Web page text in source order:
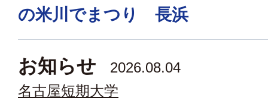
の米川でまつり 長浜
お知らせ
2026.08.04
名古屋短期大学